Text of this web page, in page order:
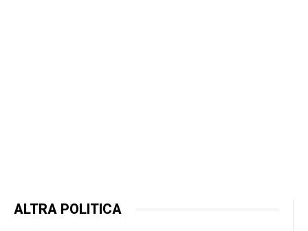
ALTRA POLITICA